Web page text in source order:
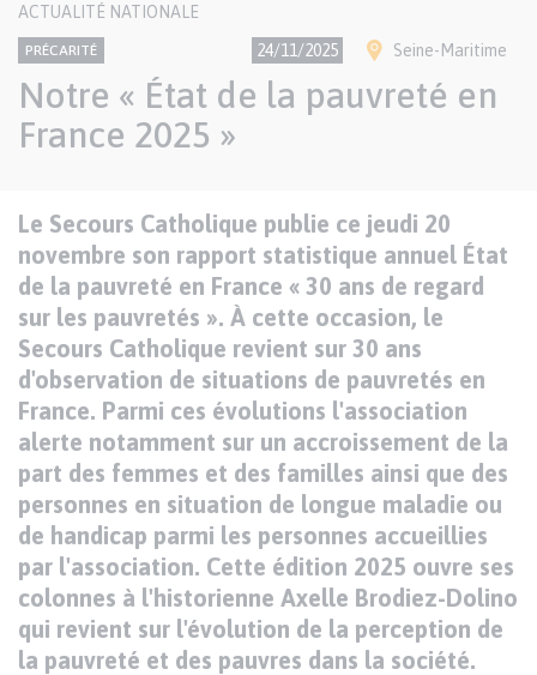
CONTENU
NATIONAL
ACTUALITÉ NATIONALE
Thème
PRÉCARITÉ 24/11/2025 Ville(s)
Seine-Maritime
Notre « État de la pauvreté en
France 2025 »
Paragraphes
de
contenu
Texte
Le Secours Catholique publie ce jeudi 20
novembre son rapport statistique annuel État
de la pauvreté en France « 30 ans de regard
sur les pauvretés ». À cette occasion, le
Secours Catholique revient sur 30 ans
d'observation de situations de pauvretés en
France. Parmi ces évolutions l'association
alerte notamment sur un accroissement de la
part des femmes et des familles ainsi que des
personnes en situation de longue maladie ou
de handicap parmi les personnes accueillies
par l'association. Cette édition 2025 ouvre ses
colonnes à l'historienne Axelle Brodiez-Dolino
qui revient sur l'évolution de la perception de
la pauvreté et des pauvres dans la société.